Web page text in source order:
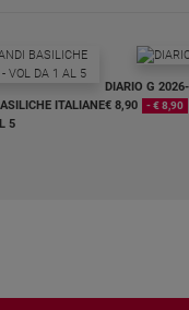
ITALIANE
5
DIARIO G
€ 8,90
- € 8,90